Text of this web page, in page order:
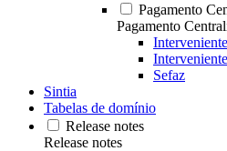
Pagamento
Pagamento
Sefaz
Sintia
Tabelas de domínio
Release notes
Release notes